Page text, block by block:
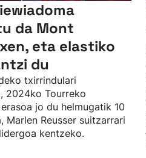
da Mont
eta elastiko
du
txirrindulari
2024ko Tourreko
jo du helmugatik 10
Marlen Reusser suitzarrari
kentzeko.